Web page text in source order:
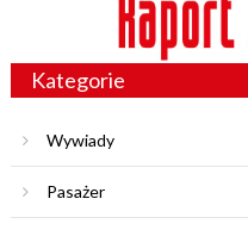
Kategorie
Wywiady
Pasażer